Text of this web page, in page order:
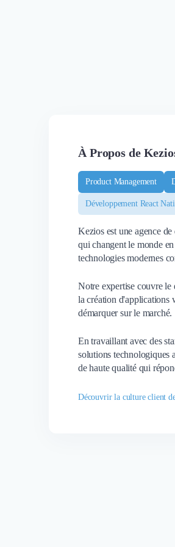
À Propos de
Product Management
Développement React
Kezios est une agence
qui changent le monde
technologies modernes
Notre expertise couvre
la création d'applications
démarquer sur le marché.
En travaillant avec des
solutions technologiques
de haute qualité qui
Découvrir la culture client